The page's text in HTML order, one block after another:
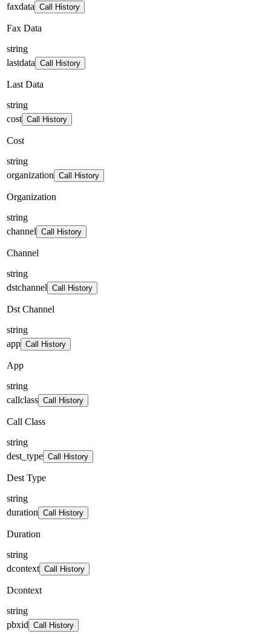
faxdata Call History
Fax Data
string
lastdata Call History
Last Data
string
cost Call History
Cost
string
organization Call History
Organization
string
channel Call History
Channel
string
dstchannel Call History
Dst Channel
string
app Call History
App
string
callclass Call History
Call Class
string
dest_type Call History
Dest Type
string
duration Call History
Duration
string
dcontext Call History
Dcontext
string
pbxid Call History